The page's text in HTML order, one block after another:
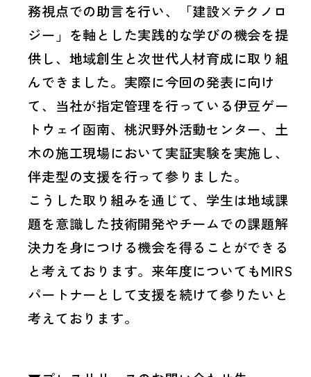
務視点での助言を行い、「建設×テクノロ
ジー」を軸とした実践的な学びの機会を提
供し、地域創生と次世代人材育成に取り組
んできました。実際に今回の発表に向け
て、当社が指定管理を行っている伊豆ゲー
トウェイ函南、桃沢野外活動センター、土
木の施工現場において実証実験を実施し、
伴走型の支援を行って参りました。
こうした取り組みを通じて、学生は地域課
題を意識した技術開発やチームでの課題解
決力を身につける機会を得ることができる
と考えております。来年度についてもMIRS
パートナーとして支援を続けて参りたいと
考えております。